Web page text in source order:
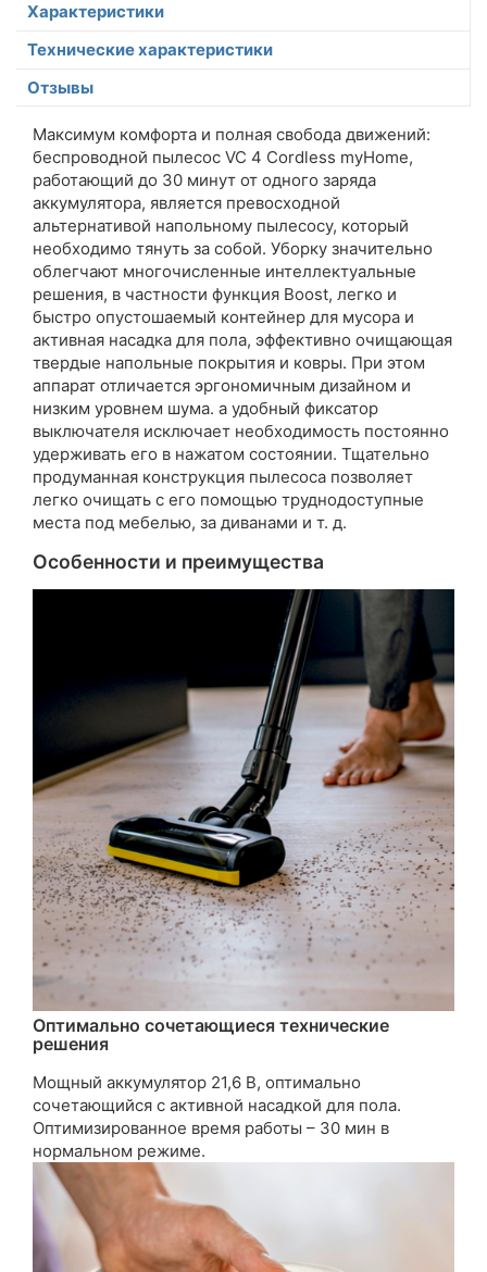
Характеристики
Технические характеристики
Отзывы
Максимум комфорта и полная свобода движений:
беспроводной пылесос VC 4 Cordless myHome,
работающий до 30 минут от одного заряда
аккумулятора, является превосходной
альтернативой напольному пылесосу, который
необходимо тянуть за собой. Уборку значительно
облегчают многочисленные интеллектуальные
решения, в частности функция Boost, легко и
быстро опустошаемый контейнер для мусора и
активная насадка для пола, эффективно очищающая
твердые напольные покрытия и ковры. При этом
аппарат отличается эргономичным дизайном и
низким уровнем шума. а удобный фиксатор
выключателя исключает необходимость постоянно
удерживать его в нажатом состоянии. Тщательно
продуманная конструкция пылесоса позволяет
легко очищать с его помощью труднодоступные
места под мебелью, за диванами и т. д.
Особенности и преимущества
Оптимально сочетающиеся технические
решения
Мощный аккумулятор 21,6 В, оптимально
сочетающийся с активной насадкой для пола.
Оптимизированное время работы – 30 мин в
нормальном режиме.